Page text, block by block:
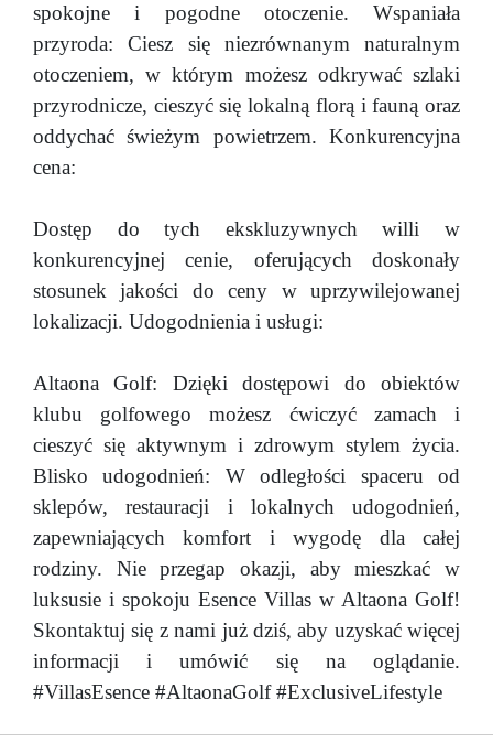
spokojne i pogodne otoczenie. Wspaniała
przyroda: Ciesz się niezrównanym naturalnym
otoczeniem, w którym możesz odkrywać szlaki
przyrodnicze, cieszyć się lokalną florą i fauną oraz
oddychać świeżym powietrzem. Konkurencyjna
cena:
Dostęp do tych ekskluzywnych willi w
konkurencyjnej cenie, oferujących doskonały
stosunek jakości do ceny w uprzywilejowanej
lokalizacji. Udogodnienia i usługi:
Altaona Golf: Dzięki dostępowi do obiektów
klubu golfowego możesz ćwiczyć zamach i
cieszyć się aktywnym i zdrowym stylem życia.
Blisko udogodnień: W odległości spaceru od
sklepów, restauracji i lokalnych udogodnień,
zapewniających komfort i wygodę dla całej
rodziny. Nie przegap okazji, aby mieszkać w
luksusie i spokoju Esence Villas w Altaona Golf!
Skontaktuj się z nami już dziś, aby uzyskać więcej
informacji i umówić się na oglądanie.
#VillasEsence #AltaonaGolf #ExclusiveLifestyle